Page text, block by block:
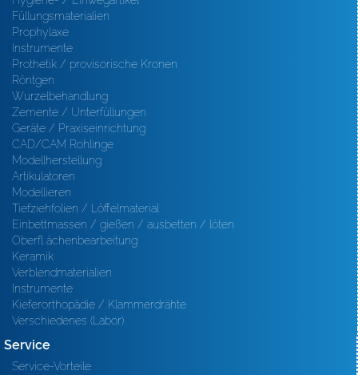
Füllungsmaterialien
Prophylaxe
Instrumente
Prothetik / provisorische Kronen
Röntgen
Wurzelbehandlung
Zemente / Unterfüllungen
Geräte / Praxiseinrichtung
CAD/CAM Rohlinge
Modellherstellung
Artikulatoren
Modellieren
Tiefziehfolien / Löffelmaterial
Einbettmassen / gießen / ausbetten / löten
Oberfl ächenbearbeitung
Keramik
Verblendmaterialien
Instrumente
Kieferorthopädie / Klammerdrähte
Verschiedenes (Labor)
Service
Service-Vorteile